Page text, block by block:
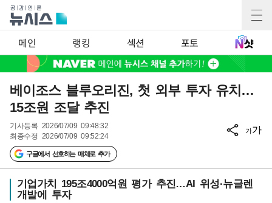
메인 랭킹 섹션 포토
베이조스 블루오리진, 첫 외부 투자 유치…
15조원 조달 추진
기사등록 2026/07/09 09:48:32
최종수정 2026/07/09 09:52:24
구글에서 선호하는 매체로 추가
가가
기업가치 195조4000억원 평가 추진…AI 위성·뉴글렌
개발에 투자